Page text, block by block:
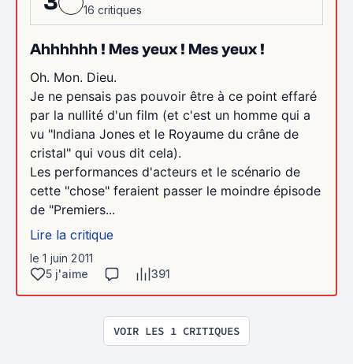
16 critiques
Ahhhhhh ! Mes yeux ! Mes yeux !
Oh. Mon. Dieu.
Je ne pensais pas pouvoir être à ce point effaré
par la nullité d'un film (et c'est un homme qui a
vu "Indiana Jones et le Royaume du crâne de
cristal" qui vous dit cela).
Les performances d'acteurs et le scénario de
cette "chose" feraient passer le moindre épisode
de "Premiers...
Lire la critique
le 1 juin 2011
5 j'aime
391
VOIR LES 1 CRITIQUES